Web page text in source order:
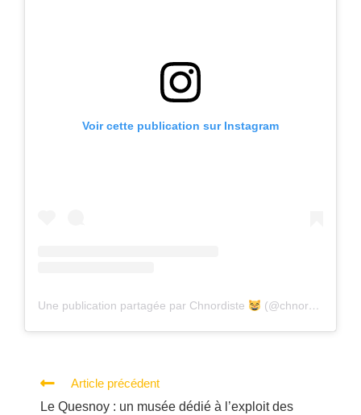
Voir cette publication sur Instagram
Une publication partagée par Chnordiste (@chnordiste)
Article précédent
Le Quesnoy : un musée dédié à l’exploit des